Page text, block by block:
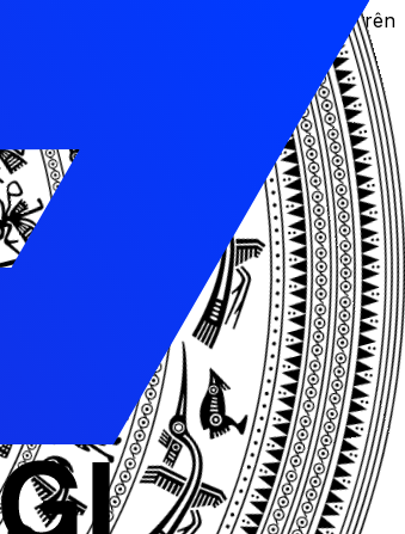
hoàn toàn các hành động của bạn trên